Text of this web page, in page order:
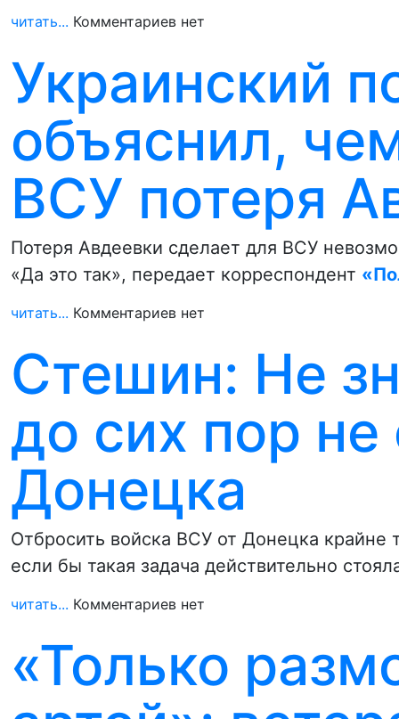
читать... Комментариев нет
Украинский
объяснил,
ВСУ потеря
Потеря Авдеевки сделает для ВСУ
«Да это так», передает корреспондент
читать... Комментариев нет
Стешин: Не
до сих пор
Донецка
Отбросить войска ВСУ от Донецка
если бы такая задача действительно
читать... Комментариев нет
«Только